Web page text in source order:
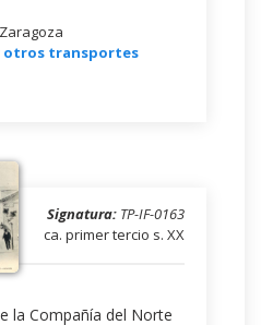
otros transportes
Signatura: TP-IF-0163
ca. primer tercio s. XX
la Compañía del Norte